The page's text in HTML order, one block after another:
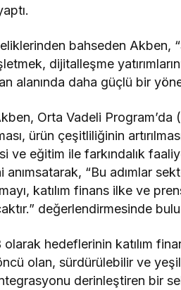
bahseden Akben,
dijitalleşme
alanında daha güçlü bir
Orta Vadeli Program’da
ürün çeşitliliğinin
ve eğitim ile farkındalık
anımsatarak, “Bu adımlar
katılım finans ilke ve
değerlendirmesinde
hedeflerinin katılım
olan, sürdürülebilir ve
derinleştiren bir